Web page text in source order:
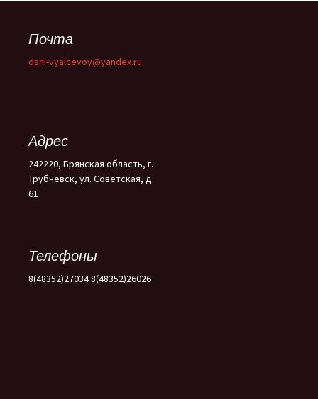
Почта
dshi-vyalcevoy@yandex.ru
Адрес
242220, Брянская область, г.
Трубчевск, ул. Советская, д.
61
Телефоны
8(48352)27034 8(48352)26026